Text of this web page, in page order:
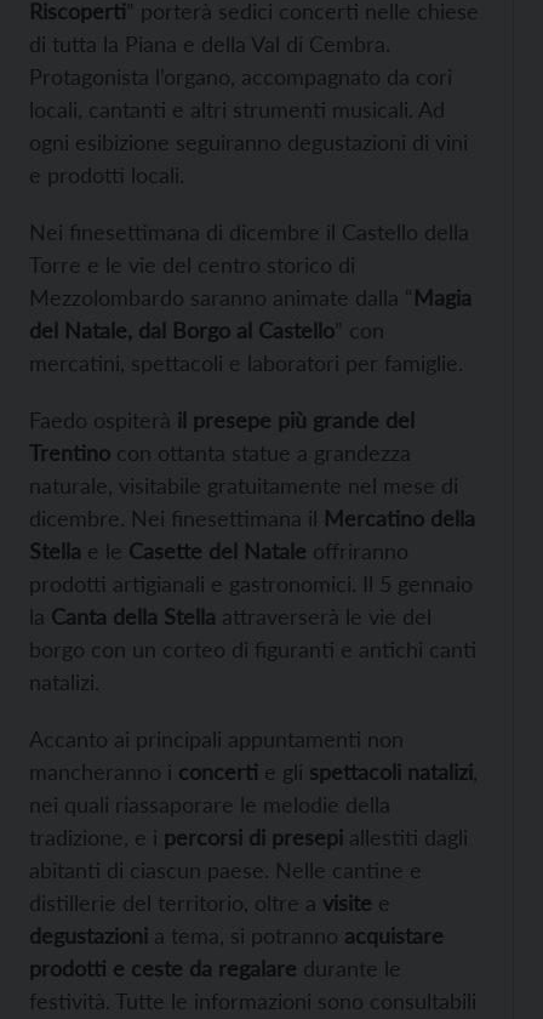
Riscoperti” porterà sedici concerti nelle chiese
di tutta la Piana e della Val di Cembra.
Protagonista l’organo, accompagnato da cori
locali, cantanti e altri strumenti musicali. Ad
ogni esibizione seguiranno degustazioni di vini
e prodotti locali.
Nei finesettimana di dicembre il Castello della
Torre e le vie del centro storico di
Mezzolombardo saranno animate dalla “Magia
del Natale, dal Borgo al Castello” con
mercatini, spettacoli e laboratori per famiglie.
Faedo ospiterà il presepe più grande del
Trentino con ottanta statue a grandezza
naturale, visitabile gratuitamente nel mese di
dicembre. Nei finesettimana il Mercatino della
Stella e le Casette del Natale offriranno
prodotti artigianali e gastronomici. Il 5 gennaio
la Canta della Stella attraverserà le vie del
borgo con un corteo di figuranti e antichi canti
natalizi.
Accanto ai principali appuntamenti non
mancheranno i concerti e gli spettacoli natalizi
nei quali riassaporare le melodie della
tradizione, e i percorsi di presepi allestiti dagli
abitanti di ciascun paese. Nelle cantine e
distillerie del territorio, oltre a visite e
degustazioni a tema, si potranno acquistare
prodotti e ceste da regalare durante le
festività. Tutte le informazioni sono consultabili